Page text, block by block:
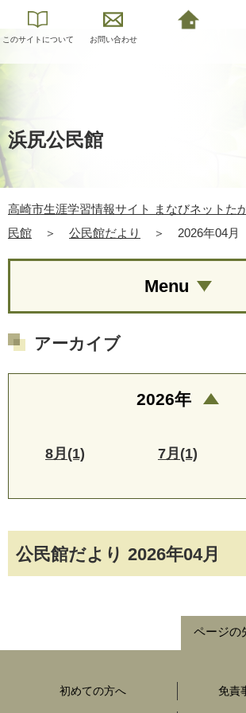
このサイトについて お問い合わせ
浜尻公民館
高崎市生涯学習情報サイト まなびネットた
民館
＞ 公民館だより ＞ 2026年04月
公民館だより 2026年04月
Menu
アーカイブ
2026年
8月(1) 7月(1)
ページの
初めての方へ 免責